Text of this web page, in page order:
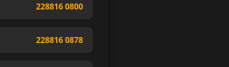
228816 0800
228816 0878